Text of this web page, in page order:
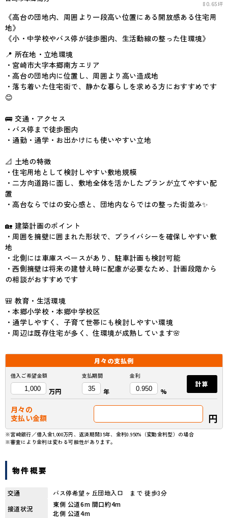
80.65坪
《高台の団地内、周囲より一段高い位置にある開放感ある住宅用
地》
《小・中学校やバス停が徒歩圏内、生活動線の整った住環境》
📍 所在地・立地環境
・宮崎市大字本郷南方エリア
・高台の団地内に位置し、周囲より高い造成地
・落ち着いた住宅街で、静かな暮らしを求める方におすすめです
😊
🚌 交通・アクセス
・バス停まで徒歩圏内
・通勤・通学・お出かけにも使いやすい立地
📐 土地の特徴
・住宅用地として検討しやすい敷地規模
・二方向道路に面し、敷地全体を活かしたプランが立てやすい配
置
・高台ならではの安心感と、団地内ならではの整った街並み✨
🏡 建築計画のポイント
・周囲を擁壁に囲まれた形状で、プライバシーを確保しやすい敷
地
・北側には車庫スペースがあり、駐車計画も検討可能
・西側擁壁は将来の建替え時に配慮が必要なため、計画段階から
の相談がおすすめです
🎒 教育・生活環境
・本郷小学校・本郷中学校区
・通学しやすく、子育て世帯にも検討しやすい環境
・周辺は既存住宅が多く、住環境が成熟しています🌸
月々の支払例
借入ご希望金額
万円
支払期間
年
金利
%
計算
月々の
支払い金額
円
※宮崎銀行／借入金1,000万円、返済期間35年、金利0.950%（変動金利型）の場合
※審査により金利は変わる可能性があります。
物件概要
交通
バス停希望ヶ丘団地入口 まで 徒歩3分
接道状況
東側 公道6m 間口約4m
北側 公道4m